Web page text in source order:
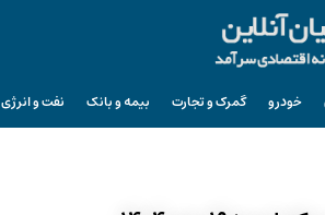
خودرو گمرک و تجارت بیمه و بانک نفت و انرژی